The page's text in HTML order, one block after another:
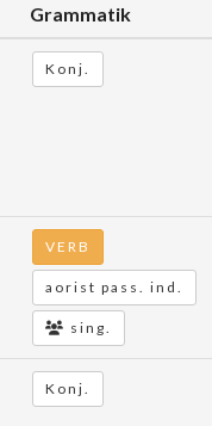
Grammatik
Konj.
VERB
aorist pass. ind.
sing.
Konj.